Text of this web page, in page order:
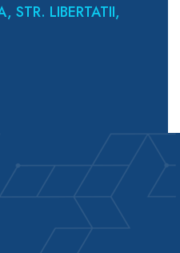
STR. LIBERTATII,